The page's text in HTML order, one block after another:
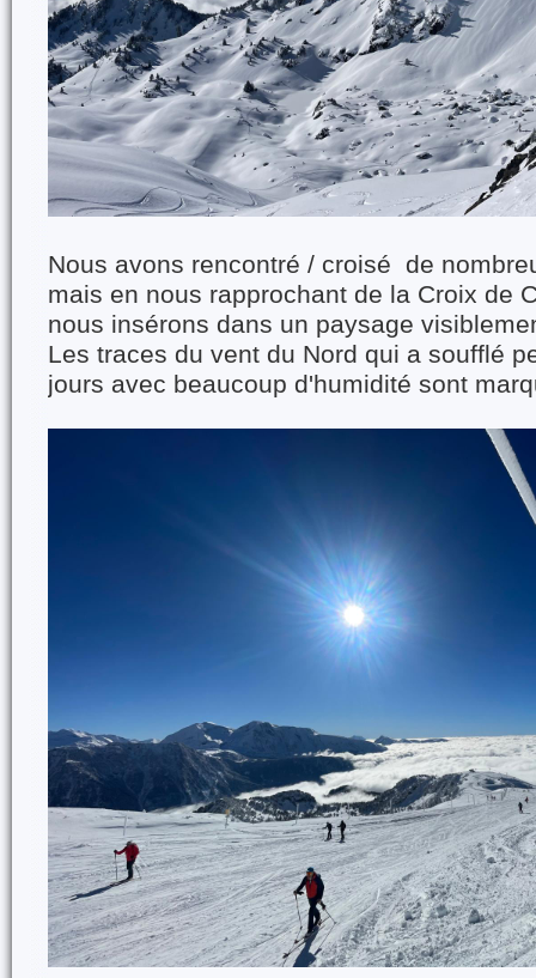
Nous avons rencontré / croisé de
mais en nous rapprochant de la Croix de
nous insérons dans un paysage
Les traces du vent du Nord qui a soufflé
jours avec beaucoup d'humidité sont